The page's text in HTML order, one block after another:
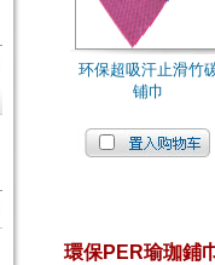
环保超吸汗止滑竹
铺巾
環保PER瑜珈鋪